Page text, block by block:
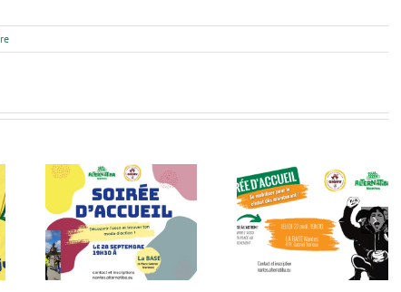
le
la
Soirée d’accueil le
27 avril à la BASE
Lettre ouverte au
FC Nantes : faites
mieux que le PSG,
prenez le train !